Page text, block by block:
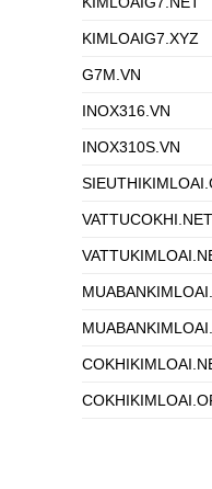
KIMLOAIG7.XYZ
G7M.VN
INOX316.VN
INOX310S.VN
VATTUCOKHI.NET